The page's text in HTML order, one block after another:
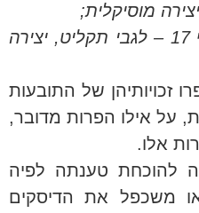
מוסיקלית;
(7) השכרה כאמור בסעיף 17 – לגבי תקליט, יצירה
זכויותיהן של התובעות
על אילו הפרות מדובר,
אלו.
להוכחת טענתה לפיה
משכפל את הדיסקים